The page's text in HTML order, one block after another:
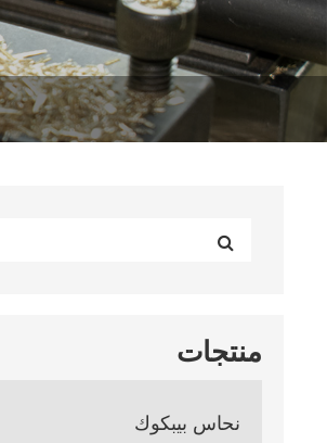
منتجات
نحاس بيبكوك